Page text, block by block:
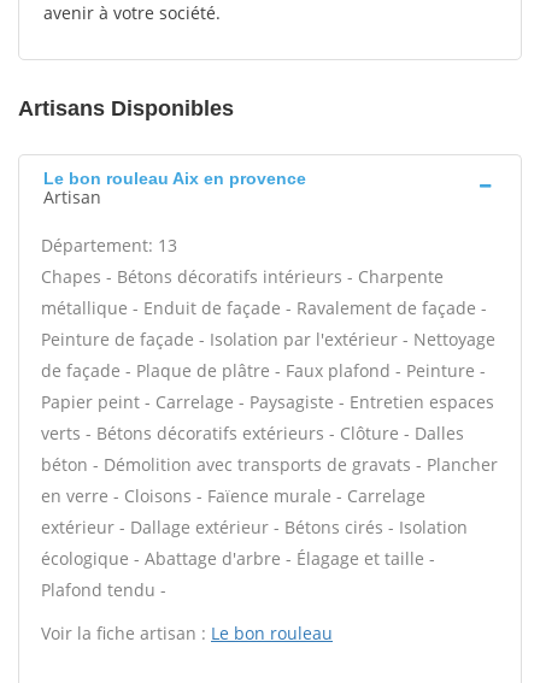
avenir à votre société.
Artisans Disponibles
Le bon rouleau Aix en provence
Artisan
Département: 13
Chapes - Bétons décoratifs intérieurs - Charpente
métallique - Enduit de façade - Ravalement de façade -
Peinture de façade - Isolation par l'extérieur - Nettoyage
de façade - Plaque de plâtre - Faux plafond - Peinture -
Papier peint - Carrelage - Paysagiste - Entretien espaces
verts - Bétons décoratifs extérieurs - Clôture - Dalles
béton - Démolition avec transports de gravats - Plancher
en verre - Cloisons - Faïence murale - Carrelage
extérieur - Dallage extérieur - Bétons cirés - Isolation
écologique - Abattage d'arbre - Élagage et taille -
Plafond tendu -
Voir la fiche artisan : Le bon rouleau